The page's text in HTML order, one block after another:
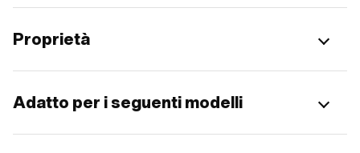
Proprietà
Adatto per i seguenti modelli